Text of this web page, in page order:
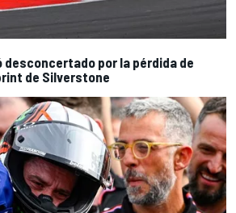
desconcertado por la pérdida de
de Silverstone